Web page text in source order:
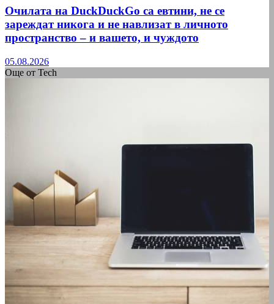
Очилата на DuckDuckGo са евтини, не се
зареждат никога и не навлизат в личното
пространство – и вашето, и чуждото
05.08.2026
Още от Tech